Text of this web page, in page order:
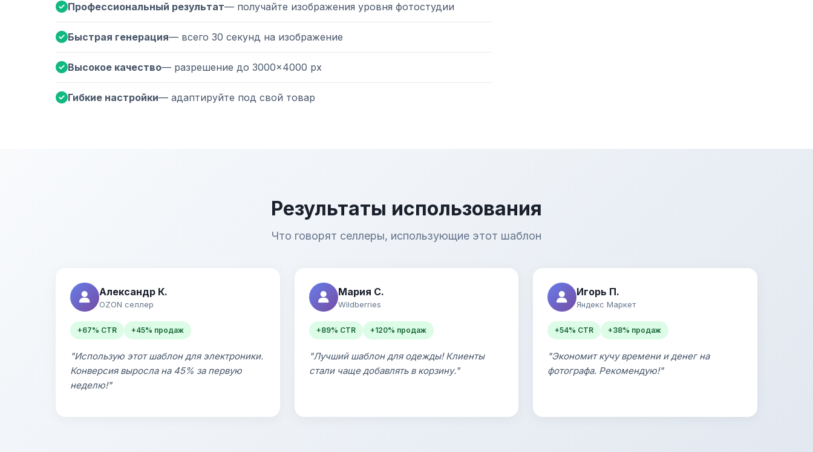
Профессиональный результат— получайте изображения уровня фотостудии
Быстрая генерация— всего 30 секунд на изображение
Высокое качество— разрешение до 3000×4000 px
Гибкие настройки— адаптируйте под свой товар
Результаты использования
Что говорят селлеры, использующие этот шаблон
Александр К.
OZON селлер
+67% CTR +45% продаж
"Использую этот шаблон для электроники.
Конверсия выросла на 45% за первую
неделю!"
Мария С.
Wildberries
+89% CTR +120% продаж
"Лучший шаблон для одежды! Клиенты
стали чаще добавлять в корзину."
Игорь П.
Яндекс Маркет
+54% CTR +38% продаж
"Экономит кучу времени и денег на
фотографа. Рекомендую!"